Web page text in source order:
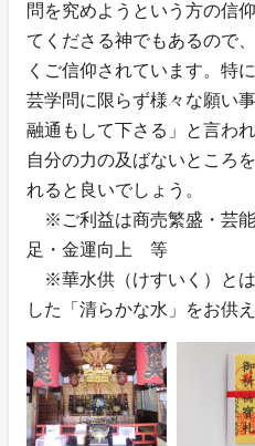
問を究めようという方の信
てくださる神でもあるので
くご信仰されています。特
芸学問に限らず様々な願い
融通もして下さる」と言われ
自分の力の及ばないところ
れると良いでしょう。
※ご利益は商売繁盛・芸
足・金運向上 等
※華水供（けすいく）と
した「清らかな水」をお供